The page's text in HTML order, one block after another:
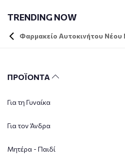
TRENDING NOW
Φαρμακείο Αυτοκινήτου Νέου
ΠΡΟΪΟΝΤΑ
Για τη Γυναίκα
Για τον Άνδρα
Μητέρα - Παιδί